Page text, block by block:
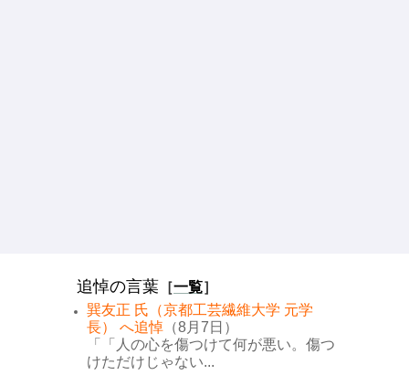
追悼の言葉 ［一覧］
巽友正 氏（京都工芸繊維大学 元学
長） へ追悼 （8月7日）
「「人の心を傷つけて何が悪い。傷つ
けただけじゃない...